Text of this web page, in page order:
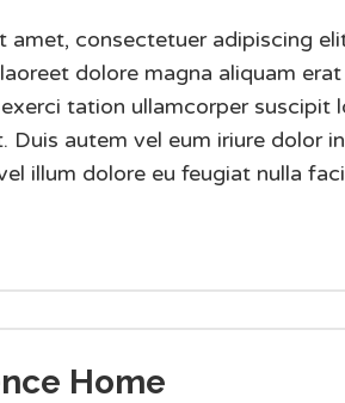
amet, consectetuer adipiscing
dolore magna aliquam
tation ullamcorper suscipit
Duis autem vel eum iriure dolor
illum dolore eu feugiat nulla
Home